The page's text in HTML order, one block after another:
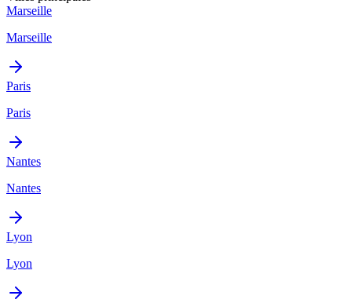
Marseille
Marseille
Paris
Paris
Nantes
Nantes
Lyon
Lyon